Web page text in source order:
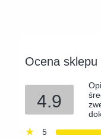
Ocena sklepu
4.9
5